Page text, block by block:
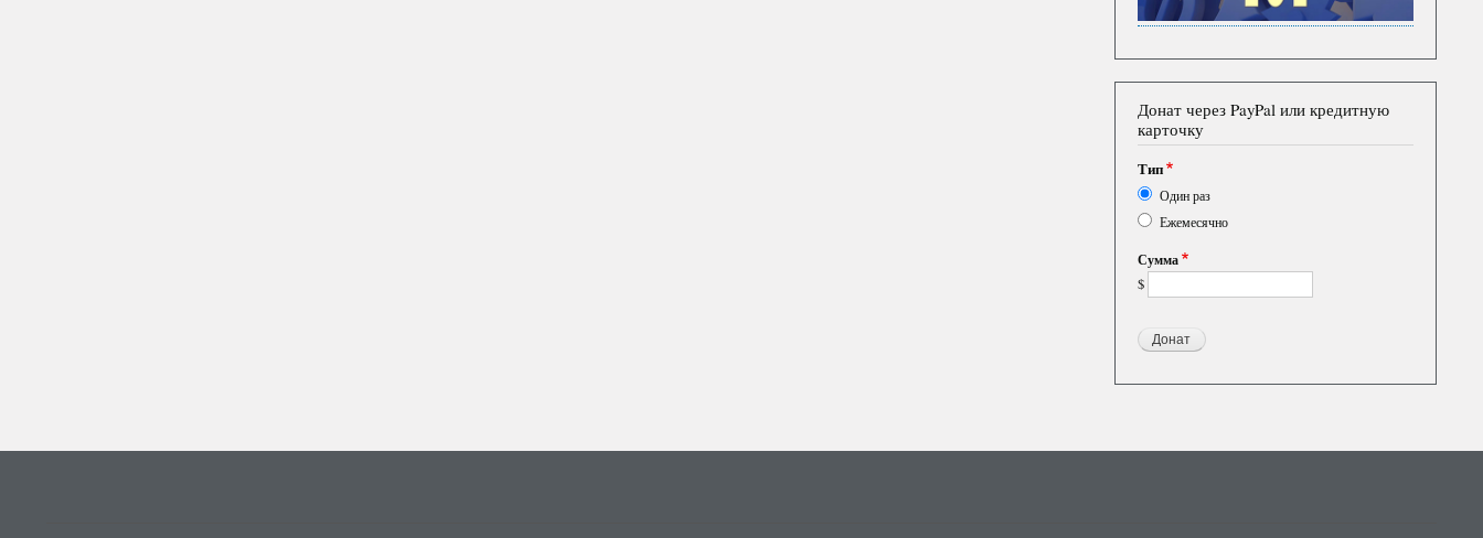
Донат через PayPal или кредитную
карточку
Тип
Один раз
Ежемесячно
Сумма
$